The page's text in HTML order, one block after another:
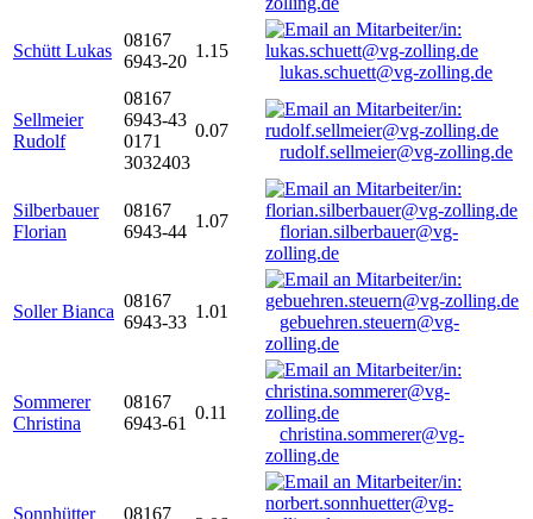
Schütt Lukas
08167
6943-20
1.15
lukas.schuett@vg-zolling.de
Sellmeier
Rudolf
08167
6943-43
0171
3032403
0.07
rudolf.sellmeier@vg-zolling.de
Silberbauer
Florian
08167
6943-44
1.07
florian.silberbauer@vg-
zolling.de
Soller Bianca
08167
6943-33
1.01
gebuehren.steuern@vg-
zolling.de
Sommerer
Christina
08167
6943-61
0.11
christina.sommerer@vg-
zolling.de
Sonnhütter
08167